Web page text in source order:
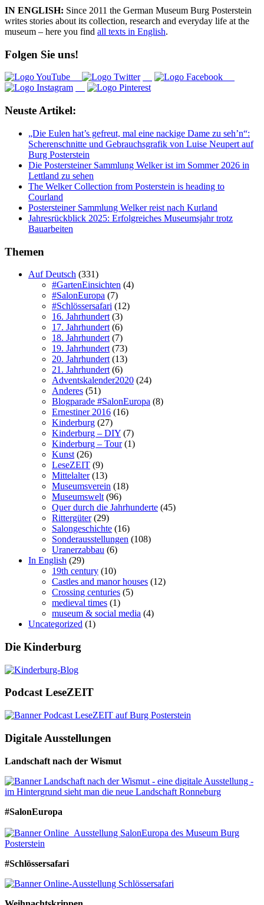
IN ENGLISH: Since 2011 the German Museum Burg Posterstein
writes stories about its collection, research and everyday life at the
museum – here you find all texts in English.
Folgen Sie uns!
Neuste Artikel:
„Die Eulen hat’s gefreut, mal eine nackige Dame zu seh’n“:
Scherenschnitte und Gebrauchsgrafik von Luise Neupert auf
Burg Posterstein
Die Postersteiner Sammlung Welker ist im Sommer 2026 in
Lettland zu sehen
The Welker Collection from Posterstein is heading to
Courland
Postersteiner Sammlung Welker reist nach Kurland
Jahresrückblick 2025: Erfolgreiches Museumsjahr trotz
Bauarbeiten
Themen
Auf Deutsch (331)
#GartenEinsichten (4)
#SalonEuropa (7)
#Schlössersafari (12)
16. Jahrhundert (3)
17. Jahrhundert (6)
18. Jahrhundert (7)
19. Jahrhundert (73)
20. Jahrhundert (13)
21. Jahrhundert (6)
Adventskalender2020 (24)
Anderes (51)
Blogparade #SalonEuropa (8)
Ernestiner 2016 (16)
Kinderburg (27)
Kinderburg – DIY (7)
Kinderburg – Tour(1)
Kunst (26)
LeseZEIT (9)
Mittelalter(13)
Museumsverein (18)
Museumswelt (96)
Quer durch die Jahrhunderte (45)
Rittergüter(29)
Salongeschichte (16)
Sonderausstellungen (108)
Uranerzabbau (6)
In English (29)
19th century (10)
Castles and manor houses (12)
Crossing centuries (5)
medieval times (1)
museum & social media (4)
Uncategorized (1)
Die Kinderburg
Podcast LeseZEIT
Digitale Ausstellungen
Landschaft nach der Wismut
#SalonEuropa
#Schlössersafari